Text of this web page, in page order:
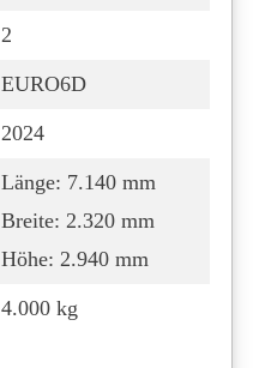
2
EURO6D
2024
Länge: 7.140 mm
Breite: 2.320 mm
Höhe: 2.940 mm
4.000 kg